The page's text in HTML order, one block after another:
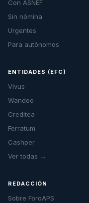
Con ASNEF
Sin nómina
Urgentes
Para autónomos
ENTIDADES (EFC)
Vivus
Wandoo
Creditea
Ferratum
Cashper
Ver todas →
REDACCIÓN
Sobre ForoAPS